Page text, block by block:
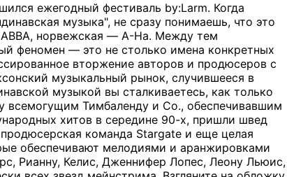
ежегодный фестиваль by:Larm. Когда
музыка", не сразу понимаешь, что это
норвежская — A-Ha. Между тем
феномен — это не столько имена конкретных
вторжение авторов и продюсеров с
музыкальный рынок, случившееся в
музыкой вы сталкиваетесь, как только
всемогущим Тимбаленду и Co., обеспечивавшим
хитов в середине 90-х, пришли швед
команда Stargate и еще целая
обеспечивают мелодиями и аранжировками
Рианну, Келис, Дженнифер Лопес, Леону Льюис,